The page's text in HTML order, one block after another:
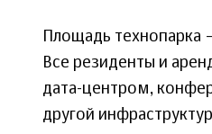
Площадь технопарка
Все резиденты и
дата-центром,
другой